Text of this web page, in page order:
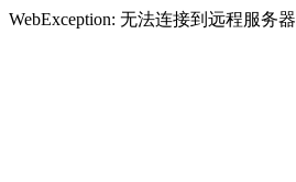
WebException: 无法连接到远程服务器